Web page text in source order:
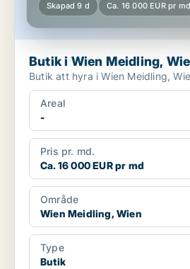
Skapad 9 d Ca. 16 000 EUR pr md
Butik i Wien Meidling,
Butik att hyra i Wien Meidling,
Areal
-
Pris pr. md.
Ca. 16 000 EUR pr md
Område
Wien Meidling, Wien
Type
Butik